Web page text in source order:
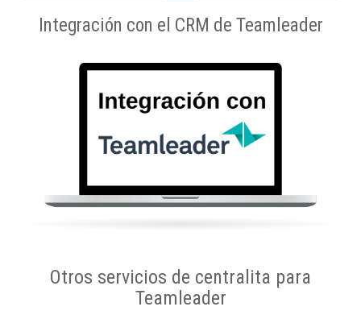
Integración con el CRM de Teamleader
Otros servicios de centralita para
Teamleader